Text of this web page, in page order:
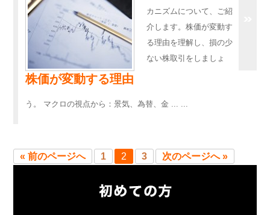
株価が変動する理由
カニズムについて、ご紹
介します。株価が変動す
る理由を理解し、損の少
ない株取引をしましょ
う。 マクロの視点から：景気、為替、金 ... ...
« 前のページへ 1 2 3 次のページへ »